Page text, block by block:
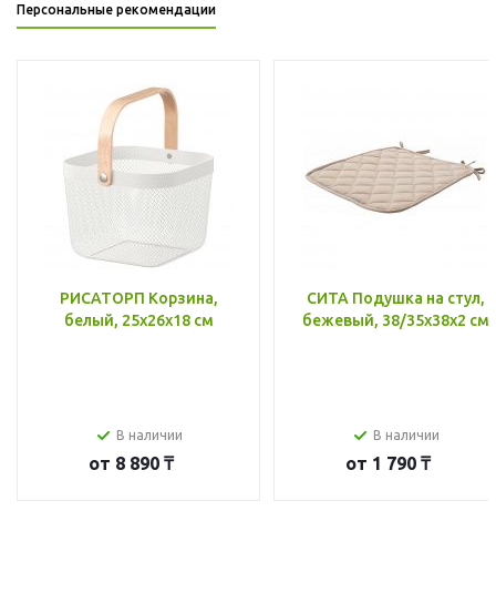
Персональные рекомендации
РИСАТОРП Корзина,
белый, 25x26x18 см
В наличии
от 8 890 ₸
СИТА Подушка на стул,
бежевый, 38/35x38x2 см
В наличии
от 1 790 ₸